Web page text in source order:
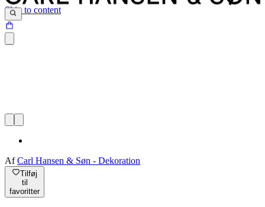
Skip to content
AfCarl Hansen & Søn - Dekoration
Tilføj
til
favoritter